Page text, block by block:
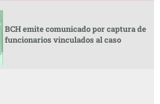
BCH emite comunicado por captura de
funcionarios vinculados al caso